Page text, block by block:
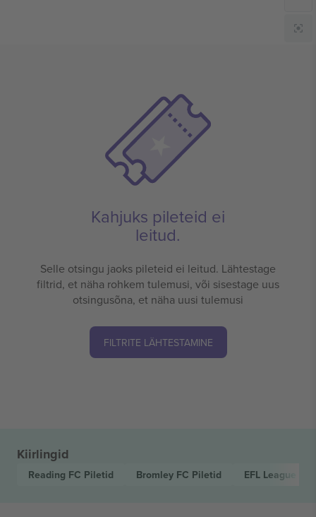
Kahjuks pileteid ei
leitud.
Selle otsingu jaoks pileteid ei leitud. Lähtestage
filtrid, et näha rohkem tulemusi, või sisestage uus
otsingusõna, et näha uusi tulemusi
FILTRITE LÄHTESTAMINE
Kiirlingid
Reading FC Piletid Bromley FC Piletid EFL League